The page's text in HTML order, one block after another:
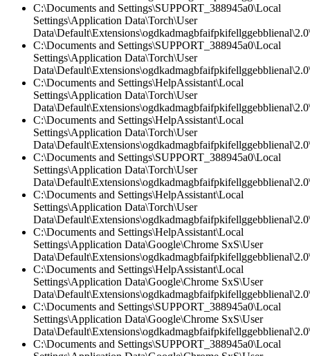
C:\Documents and Settings\SUPPORT_388945a0\Local
Settings\Application Data\Torch\User
C:\Documents and Settings\SUPPORT_388945a0\Local
Settings\Application Data\Torch\User
C:\Documents and Settings\HelpAssistant\Local
Settings\Application Data\Torch\User
C:\Documents and Settings\HelpAssistant\Local
Settings\Application Data\Torch\User
C:\Documents and Settings\SUPPORT_388945a0\Local
Settings\Application Data\Torch\User
C:\Documents and Settings\HelpAssistant\Local
Settings\Application Data\Torch\User
C:\Documents and Settings\HelpAssistant\Local
Settings\Application Data\Google\Chrome SxS\User
C:\Documents and Settings\HelpAssistant\Local
Settings\Application Data\Google\Chrome SxS\User
C:\Documents and Settings\SUPPORT_388945a0\Local
Settings\Application Data\Google\Chrome SxS\User
C:\Documents and Settings\SUPPORT_388945a0\Local